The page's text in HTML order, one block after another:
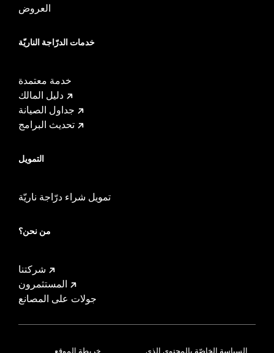
العروض
خدمات الدرّاجة الناريّة
خدمة معتمدة
دليل المالك
جداول الصيانة
تحديث البرامج
التمويل
تمويل شراء درّاجة ناريّة
من نحن؟
شركتنا
المستثمرون
جولات على المصانع
خريطة الموقع السياسة الخاصّة بالمحتوى الذي